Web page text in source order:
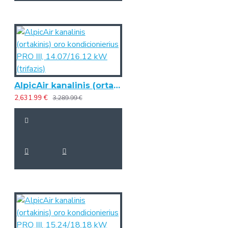
AlpicAir kanalinis (ortakinis) oro kondicionierius PRO III, 14.07/16.12 kW (trifazis)
2,631.99 € 3,289.99 €